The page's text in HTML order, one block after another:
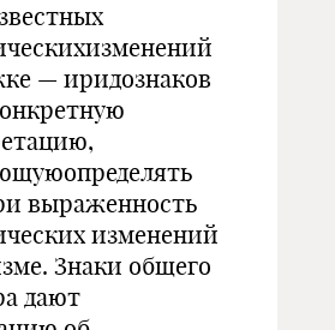
— иридознаков
выраженность
изменений
Знаки общего
дают